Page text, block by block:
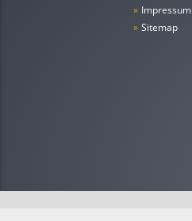
» Impressum
» Sitemap